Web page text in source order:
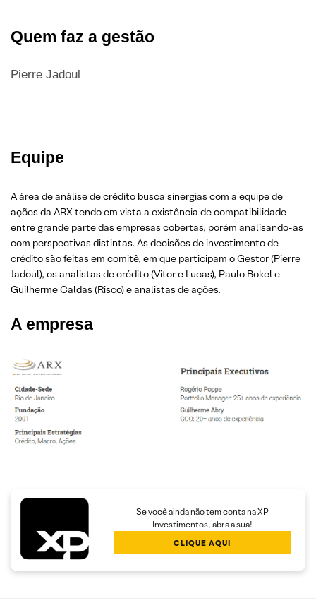
Quem faz a gestão
Pierre Jadoul
Equipe
A área de análise de crédito busca sinergias com a equipe de
ações da ARX tendo em vista a existência de compatibilidade
entre grande parte das empresas cobertas, porém analisando-as
com perspectivas distintas. As decisões de investimento de
crédito são feitas em comitê, em que participam o Gestor (Pierre
Jadoul), os analistas de crédito (Vitor e Lucas), Paulo Bokel e
Guilherme Caldas (Risco) e analistas de ações.
A empresa
Se você ainda não tem conta na XP
Investimentos, abra a sua!
CLIQUE AQUI